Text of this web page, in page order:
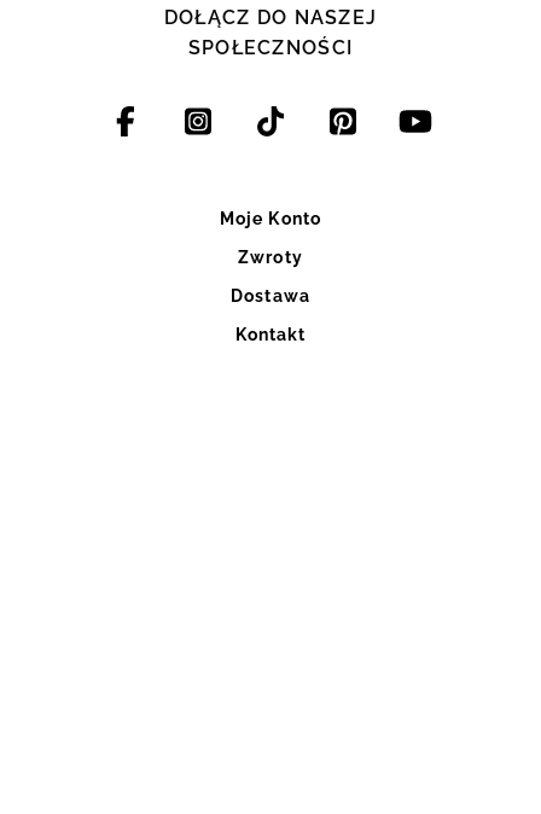
DOŁĄCZ DO NASZEJ
SPOŁECZNOŚCI
Moje Konto
Zwroty
Dostawa
Kontakt